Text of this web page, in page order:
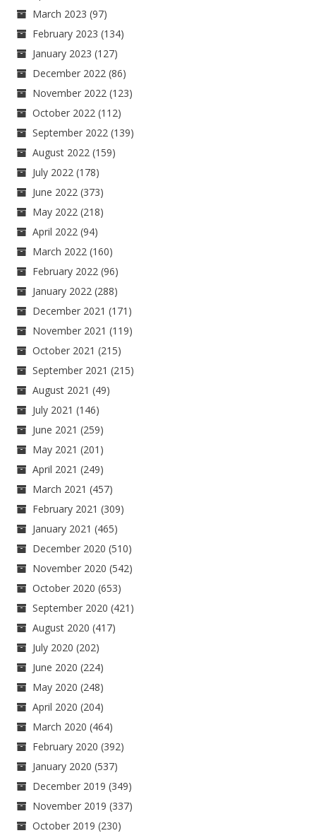
March 2023 (97)
February 2023 (134)
January 2023 (127)
December 2022 (86)
November 2022 (123)
October 2022 (112)
September 2022 (139)
August 2022 (159)
July 2022 (178)
June 2022 (373)
May 2022 (218)
April 2022 (94)
March 2022 (160)
February 2022 (96)
January 2022 (288)
December 2021 (171)
November 2021 (119)
October 2021 (215)
September 2021 (215)
August 2021 (49)
July 2021 (146)
June 2021 (259)
May 2021 (201)
April 2021 (249)
March 2021 (457)
February 2021 (309)
January 2021 (465)
December 2020 (510)
November 2020 (542)
October 2020 (653)
September 2020 (421)
August 2020 (417)
July 2020 (202)
June 2020 (224)
May 2020 (248)
April 2020 (204)
March 2020 (464)
February 2020 (392)
January 2020 (537)
December 2019 (349)
November 2019 (337)
October 2019 (230)